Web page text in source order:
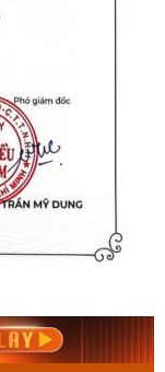
Nam MTS-
ngay